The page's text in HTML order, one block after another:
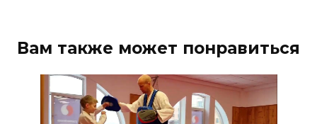
Вам также может понравиться